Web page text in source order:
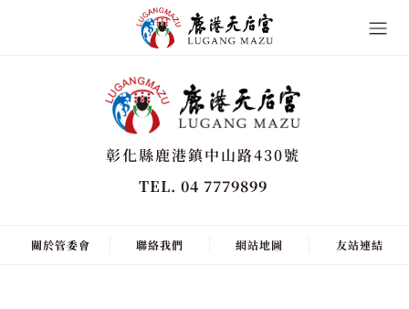
彰化縣鹿港鎮中山路430號
TEL. 04 7779899
關於管委會 聯絡我們 網站地圖 友站連結